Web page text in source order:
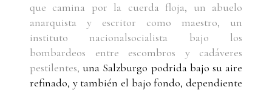
que camina por la cuerda floja, un abuelo
anarquista y escritor como maestro, un
instituto nacionalsocialista bajo los
bombardeos entre escombros y cadáveres
pestilentes, una Salzburgo podrida bajo su aire
refinado, y también el bajo fondo, dependiente